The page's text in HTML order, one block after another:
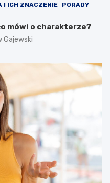
I ICH ZNACZENIE
PORADY
mówi o charakterze?
Gajewski